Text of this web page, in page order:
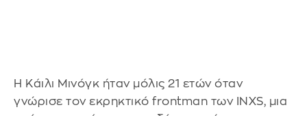
Η Κάιλι Μινόγκ ήταν μόλις 21 ετών όταν
γνώρισε τον εκρηκτικό frontman των INXS, μια